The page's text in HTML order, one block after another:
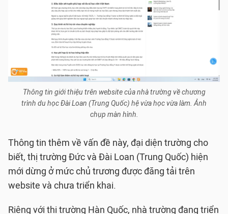
Thông tin giới thiệu trên website của nhà trường về chương
trình du học Đài Loan (Trung Quốc) hệ vừa học vừa làm. Ảnh
chụp màn hình.
Thông tin thêm về vấn đề này, đại diện trường cho
biết, thị trường Đức và Đài Loan (Trung Quốc) hiện
mới dừng ở mức chủ trương được đăng tải trên
website và chưa triển khai.
Riêng với thị trường Hàn Quốc, nhà trường đang triển